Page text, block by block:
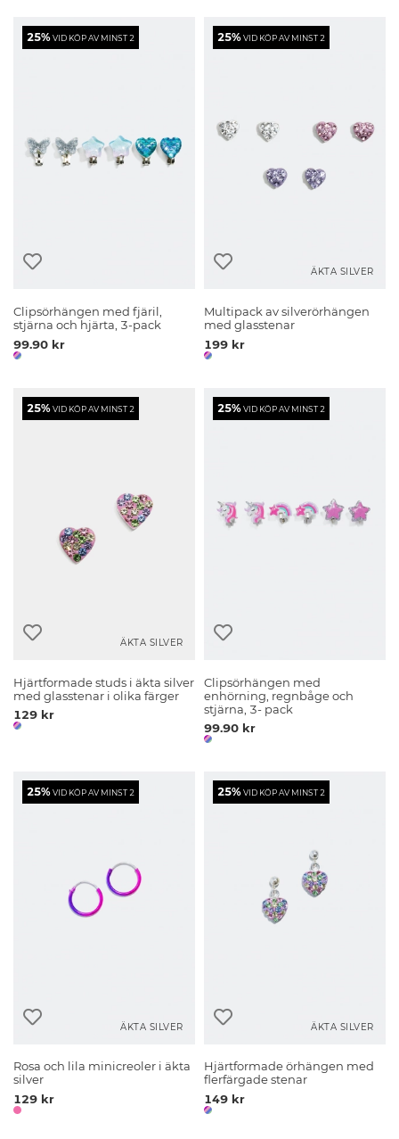
25%VID KÖP AV MINST 2
Clipsörhängen med fjäril,
stjärna och hjärta, 3-pack
99.90 kr
25%VID KÖP AV MINST 2
ÄKTA SILVER
Multipack av silverörhängen
med glasstenar
199 kr
25%VID KÖP AV MINST 2
ÄKTA SILVER
Hjärtformade studs i äkta silver
med glasstenar i olika färger
129 kr
25%VID KÖP AV MINST 2
Clipsörhängen med
enhörning, regnbåge och
stjärna, 3- pack
99.90 kr
25%VID KÖP AV MINST 2
ÄKTA SILVER
Rosa och lila minicreoler i äkta
silver
129 kr
25%VID KÖP AV MINST 2
ÄKTA SILVER
Hjärtformade örhängen med
flerfärgade stenar
149 kr